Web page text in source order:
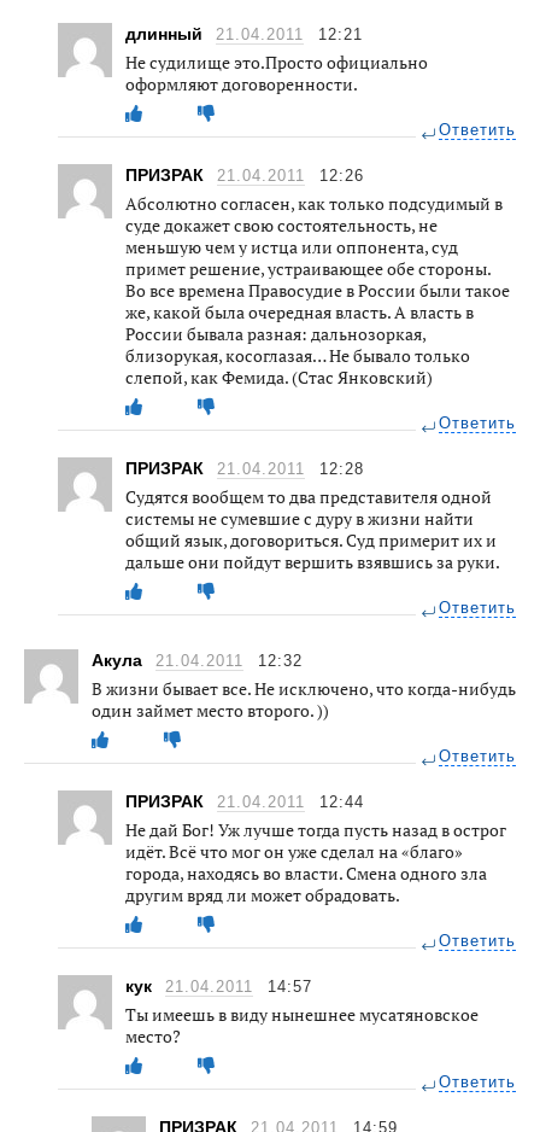
длинный 21.04.2011 12:21
Не судилище это.Просто официально
оформляют договоренности.
Ответить
ПРИЗРАК 21.04.2011 12:26
Абсолютно согласен, как только подсудимый в
суде докажет свою состоятельность, не
меньшую чем у истца или оппонента, суд
примет решение, устраивающее обе стороны.
Во все времена Правосудие в России были такое
же, какой была очередная власть. А власть в
России бывала разная: дальнозоркая,
близорукая, косоглазая… Не бывало только
слепой, как Фемида. (Стас Янковский)
Ответить
ПРИЗРАК 21.04.2011 12:28
Судятся вообщем то два представителя одной
системы не сумевшие с дуру в жизни найти
общий язык, договориться. Суд примерит их и
дальше они пойдут вершить взявшись за руки.
Ответить
Акула 21.04.2011 12:32
В жизни бывает все. Не исключено, что когда-нибудь
один займет место второго. ))
Ответить
ПРИЗРАК 21.04.2011 12:44
Не дай Бог! Уж лучше тогда пусть назад в острог
идёт. Всё что мог он уже сделал на «благо»
города, находясь во власти. Смена одного зла
другим вряд ли может обрадовать.
Ответить
кук 21.04.2011 14:57
Ты имеешь в виду нынешнее мусатяновское
место?
Ответить
ПРИЗРАК